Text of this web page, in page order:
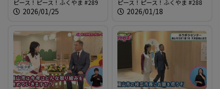
ー〜ふくやま沼隈半島体験
博〜」
ピース！ピース！ふくやま #289
2026/01/25
学校給食！」
ピース！ピース！ふくやま #288
2026/01/18